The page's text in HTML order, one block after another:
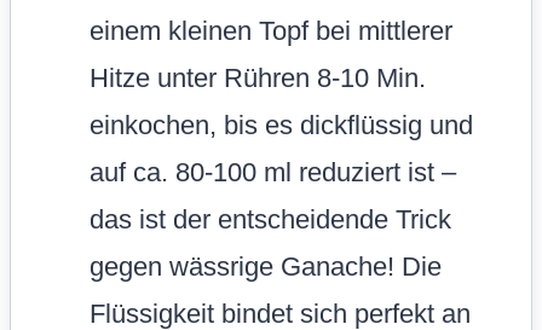
einem kleinen Topf bei mittlerer
Hitze unter Rühren 8-10 Min.
einkochen, bis es dickflüssig und
auf ca. 80-100 ml reduziert ist –
das ist der entscheidende Trick
gegen wässrige Ganache! Die
Flüssigkeit bindet sich perfekt an